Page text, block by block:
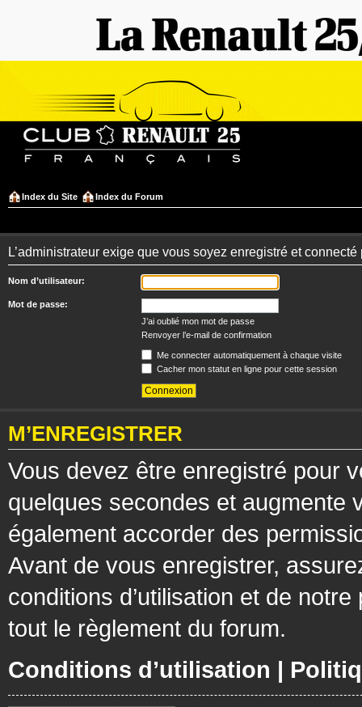
Index du Site Index du Forum
L’administrateur exige que vous soyez enregistré et
Nom d’utilisateur:
Mot de passe:
J’ai oublié mon mot de passe
Renvoyer l’e-mail de confirmation
Me connecter automatiquement à chaque visite
Cacher mon statut en ligne pour cette session
M’ENREGISTRER
Vous devez être enregistré pour
quelques secondes et augmente
également accorder des
Avant de vous enregistrer,
conditions d’utilisation et de
tout le règlement du forum.
Conditions d’utilisation |